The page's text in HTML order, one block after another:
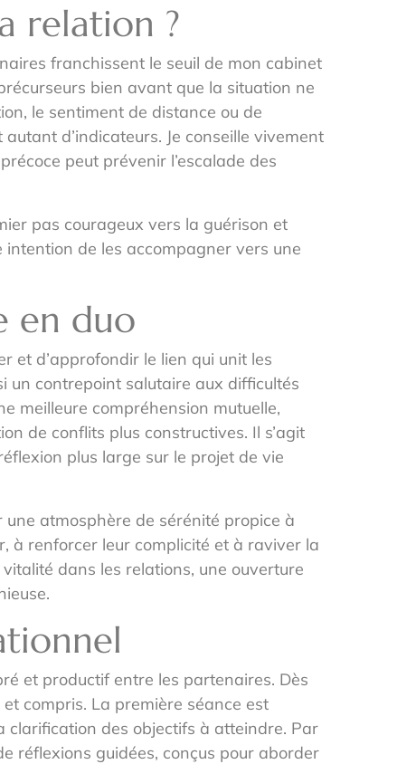
relation ?
franchissent le seuil de mon cabinet
bien avant que la situation ne
le sentiment de distance ou de
d’indicateurs. Je conseille vivement
peut prévenir l’escalade des
pas courageux vers la guérison et
intention de les accompagner vers une
en duo
et d’approfondir le lien qui unit les
un contrepoint salutaire aux difficultés
meilleure compréhension mutuelle,
de conflits plus constructives. Il s’agit
plus large sur le projet de vie
atmosphère de sérénité propice à
à renforcer leur complicité et à raviver la
dans les relations, une ouverture
et productif entre les partenaires. Dès
compris. La première séance est
clarification des objectifs à atteindre. Par
réflexions guidées, conçus pour aborder